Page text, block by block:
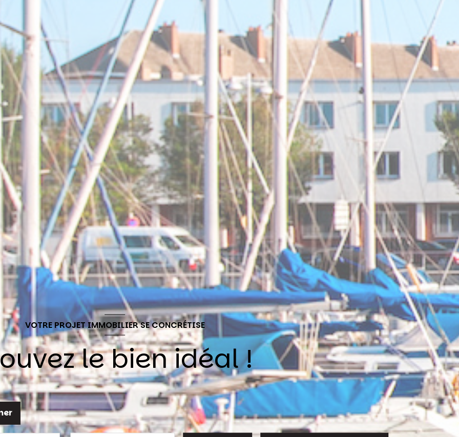
VOTRE PROJET IMMOBILIER SE CONCRÉTISE
le bien idéal !